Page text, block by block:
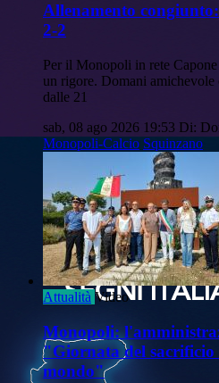
Allenamento
2-2
Per il Monopoli in rete
un rigore. Domani
dalle 21
sab, 08 ago 2026 19:53 Di:
Monopoli-Calcio Squinzano
Attualità Video
Monopoli:
"Giornata del
mondo"